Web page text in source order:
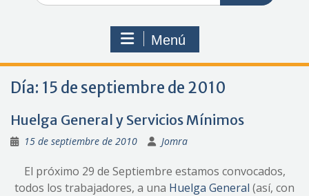
Menú
Día: 15 de septiembre de 2010
Huelga General y Servicios Mínimos
15 de septiembre de 2010 Jomra
El próximo 29 de Septiembre estamos convocados,
todos los trabajadores, a una Huelga General (así, con